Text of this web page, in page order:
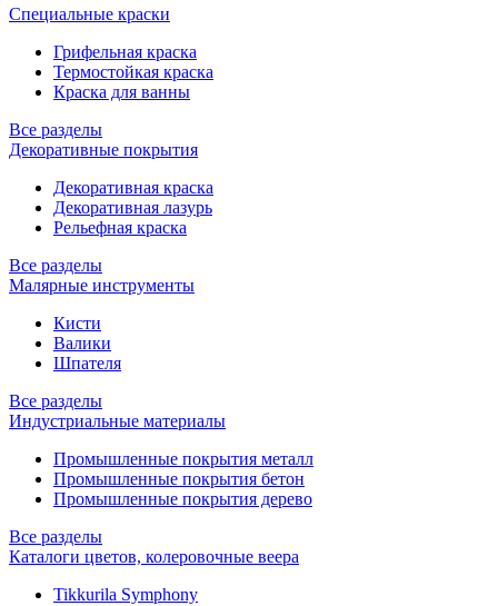
Специальные краски
Грифельная краска
Термостойкая краска
Краска для ванны
Все разделы
Декоративные покрытия
Декоративная краска
Декоративная лазурь
Рельефная краска
Все разделы
Малярные инструменты
Кисти
Валики
Шпателя
Все разделы
Индустриальные материалы
Промышленные покрытия металл
Промышленные покрытия бетон
Промышленные покрытия дерево
Все разделы
Каталоги цветов, колеровочные веера
Tikkurila Symphony